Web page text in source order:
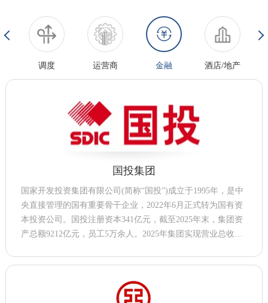
调度 运营商 金融 酒店/地产
国投集团
国家开发投资集团有限公司(简称“国投”)成立于1995年，是中
央直接管理的国有重要骨干企业，2022年6月正式转为国有资
本投资公司。国投注册资本341亿元，截至2025年末，集团资
产总额9212亿元，员工5万余人。2025年集团实现营业总收入1